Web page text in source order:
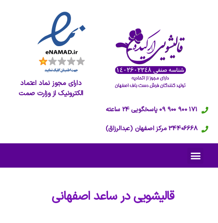
دارای مجوز نماد اعتماد
الکترونیک از وزارت صمت
171 900 900 09 پاسخگویی 24 ساعته
34406668 مرکز اصفهان (عبدالرزاق)
قالیشویی درساعد اصفهانی